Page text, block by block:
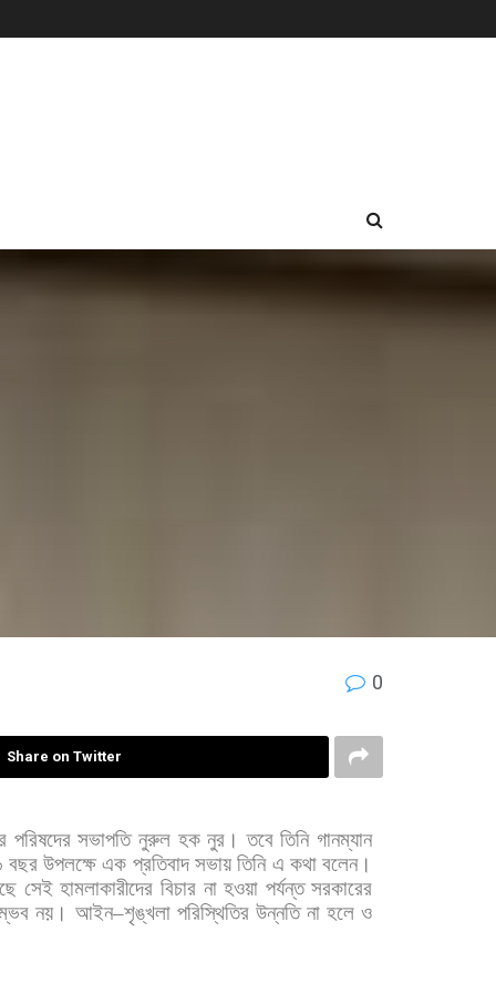
0
Share on Twitter
পরিষদের সভাপতি নুরুল হক নুর। তবে তিনি গানম্যান
বছর উপলক্ষে এক প্রতিবাদ সভায় তিনি এ কথা বলেন।
সেই হামলাকারীদের বিচার না হওয়া পর্যন্ত সরকারের
নয়। আইন–শৃঙ্খলা পরিস্থিতির উন্নতি না হলে ও